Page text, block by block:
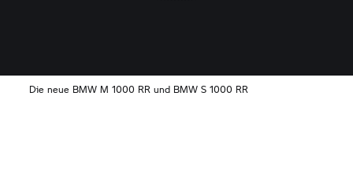
Die neue BMW M 1000 RR und BMW S 1000 RR